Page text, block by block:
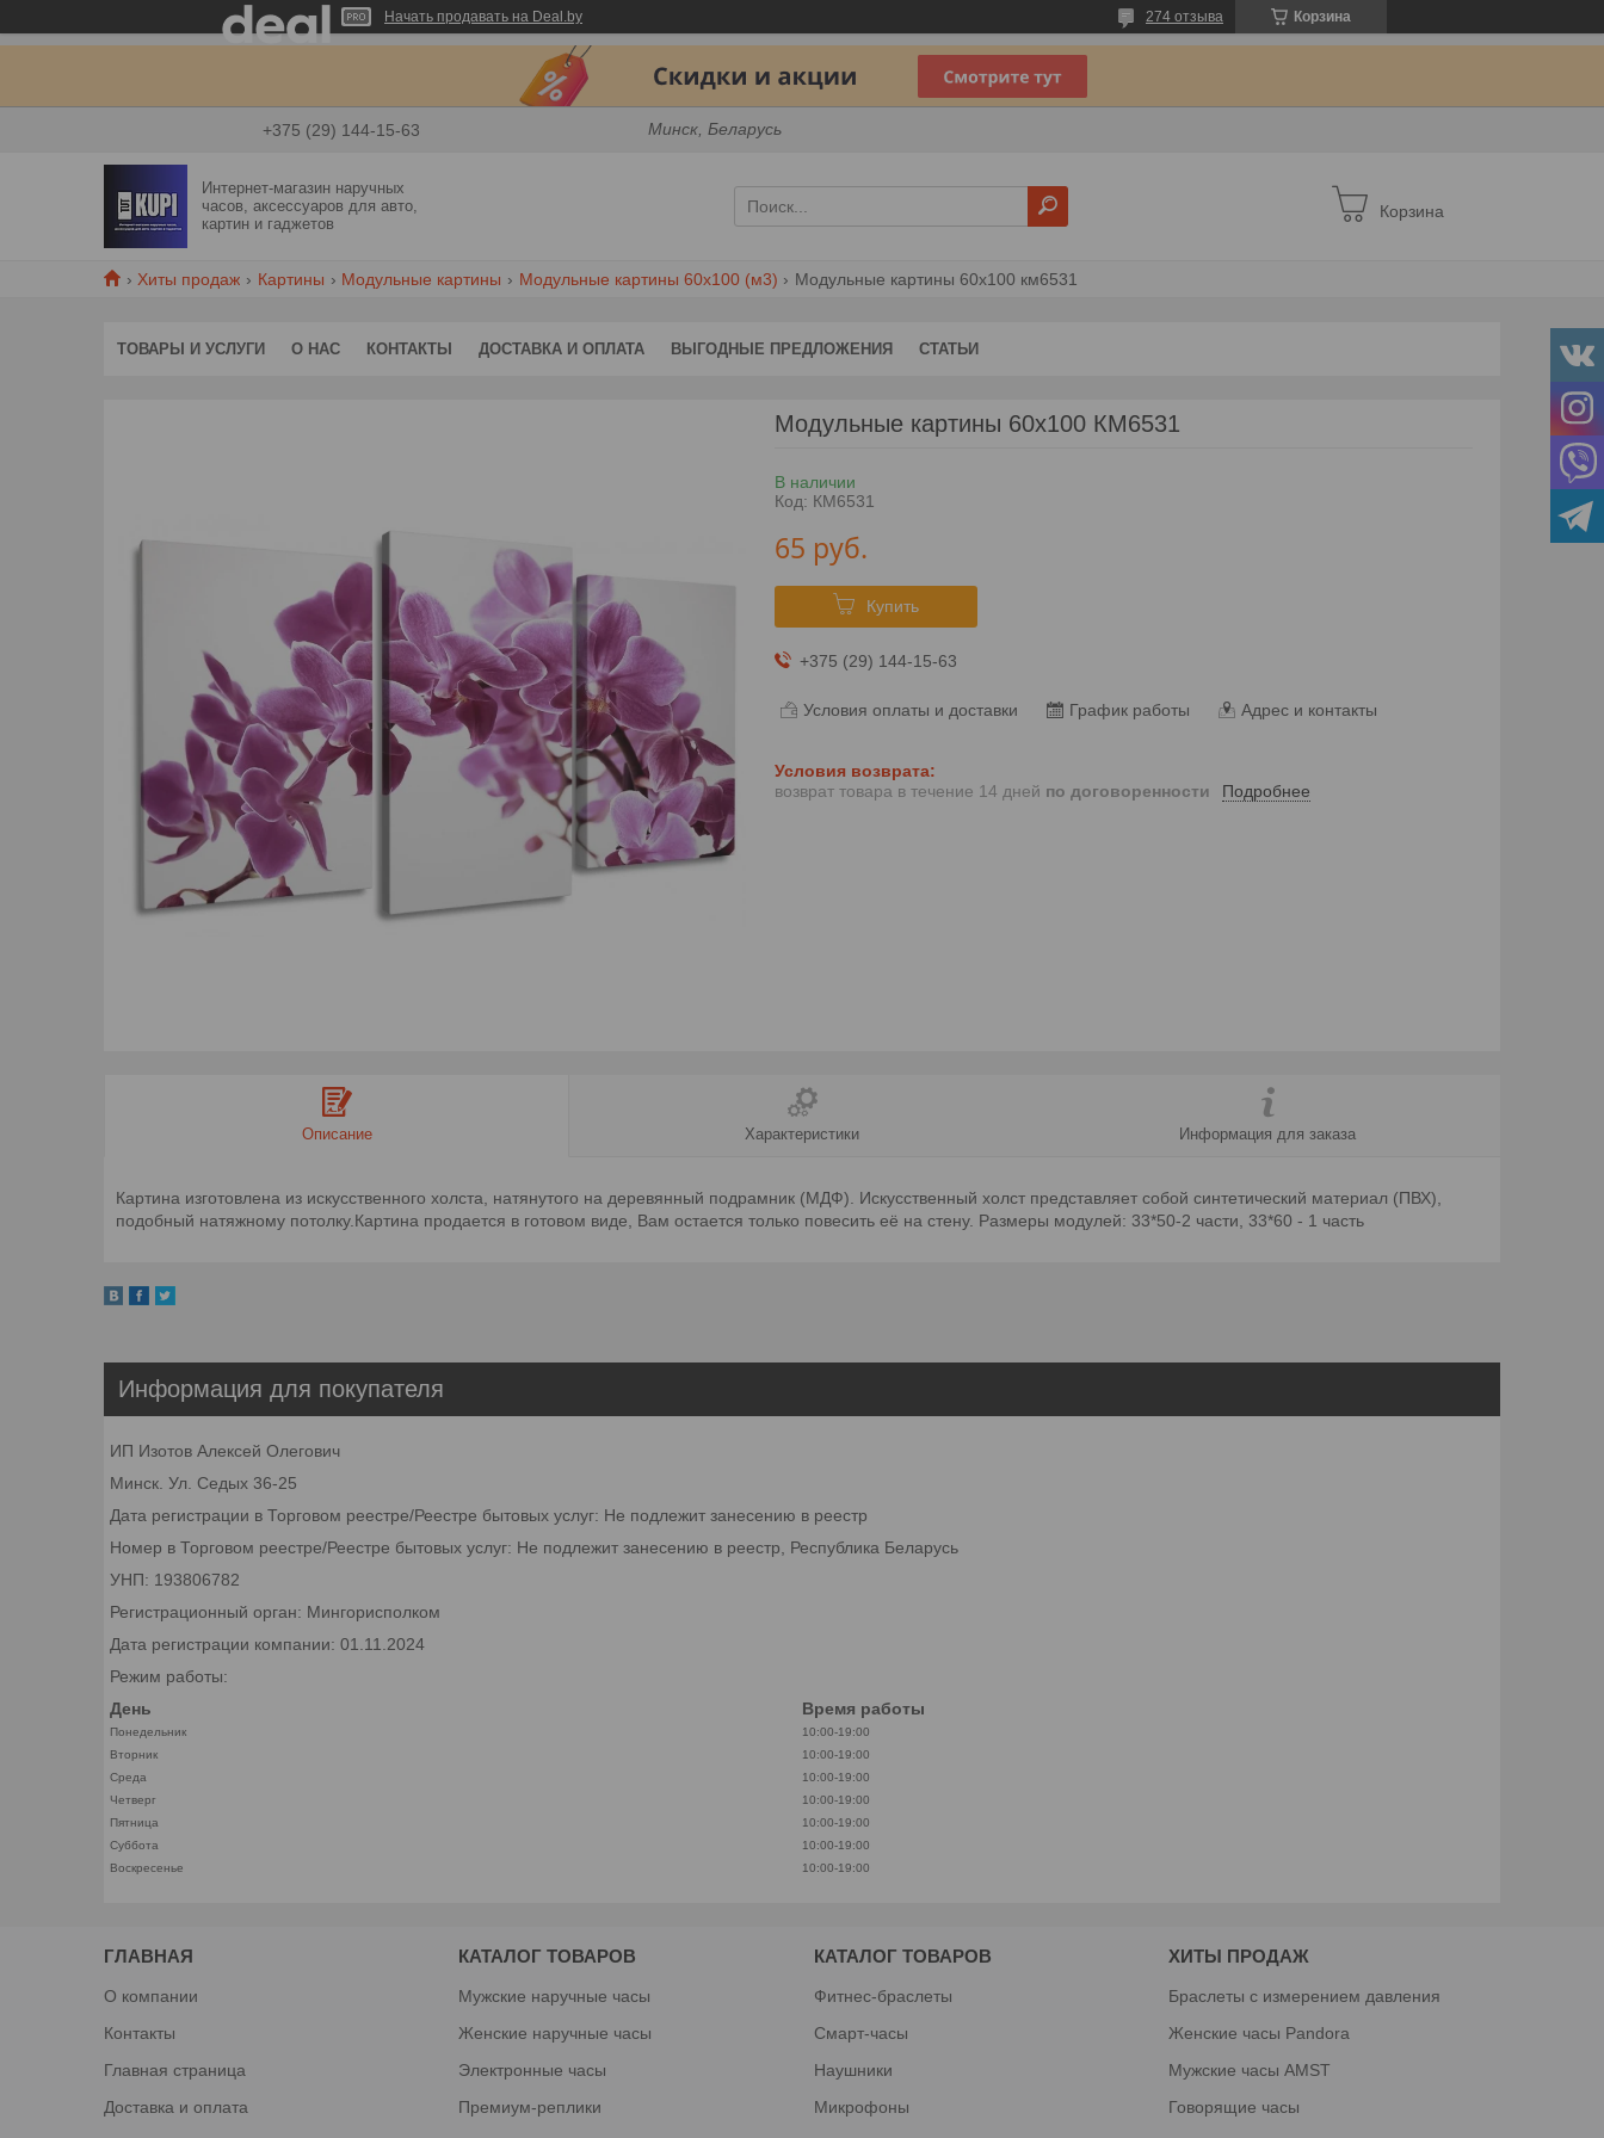
Начать продавать на Deal.by Корзина
274 отзыва
+375 (29) 144-15-63 Минск, Беларусь
Интернет-магазин наручных
часов, аксессуаров для авто,
картин и гаджетов
Корзина
Хиты продаж Картины Модульные картины Модульные картины 60x100 (м3) Модульные картины 60x100 км6531
ТОВАРЫ И УСЛУГИ О НАС КОНТАКТЫ ДОСТАВКА И ОПЛАТА ВЫГОДНЫЕ ПРЕДЛОЖЕНИЯ СТАТЬИ
Модульные картины 60x100 КМ6531
В наличии
Код: КМ6531
65 руб.
Купить
+375 (29) 144-15-63
Условия оплаты и доставки График работы Адрес и контакты
возврат товара в течение 14 дней по договоренности Подробнее
Описание Характеристики Информация для заказа
Картина изготовлена из искусственного холста, натянутого на деревянный подрамник (МДФ). Искусственный холст представляет собой синтетический материал (ПВХ),
подобный натяжному потолку.Картина продается в готовом виде, Вам остается только повесить её на стену. Размеры модулей: 33*50-2 части, 33*60 - 1 часть
Информация для покупателя
ИП Изотов Алексей Олегович
Минск. Ул. Седых 36-25
Дата регистрации в Торговом реестре/Реестре бытовых услуг: Не подлежит занесению в реестр
Номер в Торговом реестре/Реестре бытовых услуг: Не подлежит занесению в реестр, Республика Беларусь
УНП: 193806782
Регистрационный орган: Мингорисполком
Дата регистрации компании: 01.11.2024
Режим работы:
День
Время работы
Понедельник
10:00-19:00
Вторник
10:00-19:00
Среда
10:00-19:00
Четверг
10:00-19:00
Пятница
10:00-19:00
Суббота
10:00-19:00
Воскресенье
10:00-19:00
ГЛАВНАЯ
О компании
Контакты
Главная страница
Доставка и оплата
КАТАЛОГ ТОВАРОВ
Мужские наручные часы
Женские наручные часы
Электронные часы
Премиум-реплики
КАТАЛОГ ТОВАРОВ
Фитнес-браслеты
Смарт-часы
Наушники
Микрофоны
ХИТЫ ПРОДАЖ
Браслеты с измерением давления
Женские часы Pandora
Мужские часы AMST
Говорящие часы